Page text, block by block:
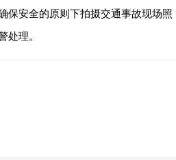
保安全的原则下拍摄交通事故现场照
处理。